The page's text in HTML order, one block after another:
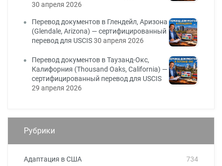
30 апреля 2026
Перевод документов в Глендейл, Аризона
(Glendale, Arizona) — сертифицированный
перевод для USCIS30 апреля 2026
Перевод документов в Таузанд-Окс,
Калифорния (Thousand Oaks, California) —
сертифицированный перевод для USCIS
29 апреля 2026
Рубрики
Адаптация в США
734